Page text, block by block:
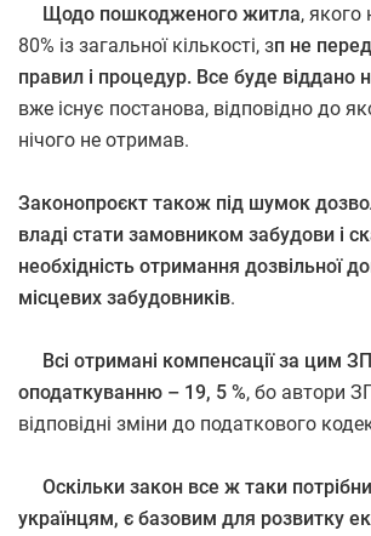
Щодо пошкодженого житла, якого
80% із загальної кількості, зп не
правил і процедур. Все буде віддано
вже існує постанова, відповідно до
нічого не отримав.
Законопроєкт також під шумок
владі стати замовником забудови і
необхідність отримання дозвільної
місцевих забудовників.
Всі отримані компенсації за цим
оподаткуванню – 19, 5 %, бо автори
відповідні зміни до податкового
Оскільки закон все ж таки
українцям, є базовим для розвитку